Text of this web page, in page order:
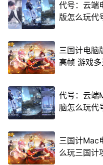
代号：云端
版怎么玩代
三国计电脑
高帧 游戏
代号：云端
脑怎么玩代
三国计Mac
么玩三国计